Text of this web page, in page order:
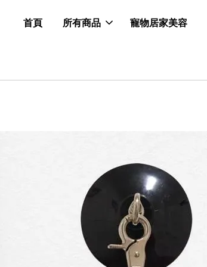
首頁 所有商品 寵物居家美容